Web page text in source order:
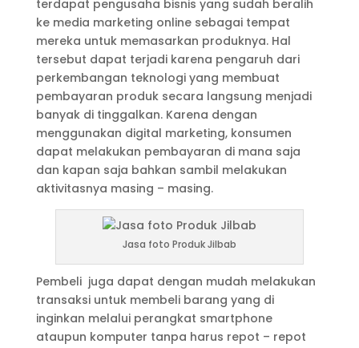
terdapat pengusaha bisnis yang sudah beralih
ke media marketing online sebagai tempat
mereka untuk memasarkan produknya. Hal
tersebut dapat terjadi karena pengaruh dari
perkembangan teknologi yang membuat
pembayaran produk secara langsung menjadi
banyak di tinggalkan. Karena dengan
menggunakan digital marketing, konsumen
dapat melakukan pembayaran di mana saja
dan kapan saja bahkan sambil melakukan
aktivitasnya masing – masing.
Jasa foto Produk Jilbab
Pembeli juga dapat dengan mudah melakukan
transaksi untuk membeli barang yang di
inginkan melalui perangkat smartphone
ataupun komputer tanpa harus repot – repot